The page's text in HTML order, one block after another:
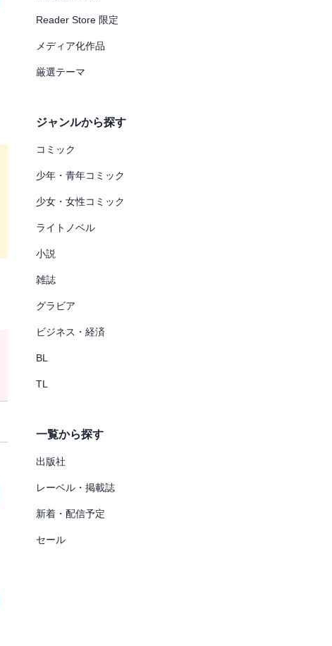
Reader Store 限定
メディア化作品
厳選テーマ
ジャンルから探す
コミック
少年・青年コミック
少女・女性コミック
ライトノベル
小説
雑誌
グラビア
ビジネス・経済
BL
TL
一覧から探す
出版社
レーベル・掲載誌
新着・配信予定
セール